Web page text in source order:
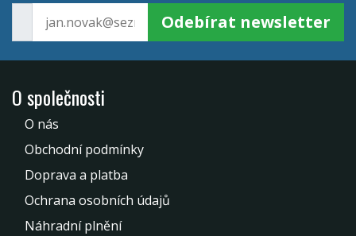
Odebírat newsletter
O společnosti
O nás
Obchodní podmínky
Doprava a platba
Ochrana osobních údajů
Náhradní plnění